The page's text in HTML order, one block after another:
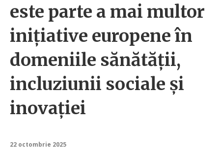
este parte a mai multor
inițiative europene în
domeniile sănătății,
incluziunii sociale și
inovației
22 octombrie 2025